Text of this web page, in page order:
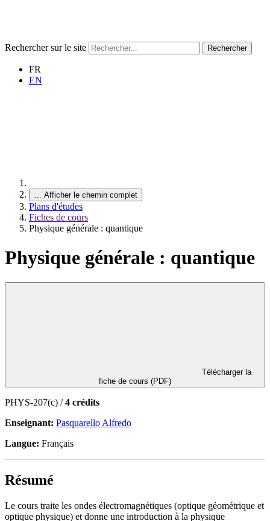
Rechercher sur le site Rechercher
FR
EN
… Afficher le chemin complet
Plans d'études
Fiches de cours
Physique générale : quantique
Physique générale : quantique
fiche de cours (PDF)
PHYS-207(c) /4 crédits
Enseignant: Pasquarello Alfredo
Langue: Français
Résumé
Le cours traite les ondes électromagnétiques (optique géométrique et
optique physique) et donne une introduction à la physique